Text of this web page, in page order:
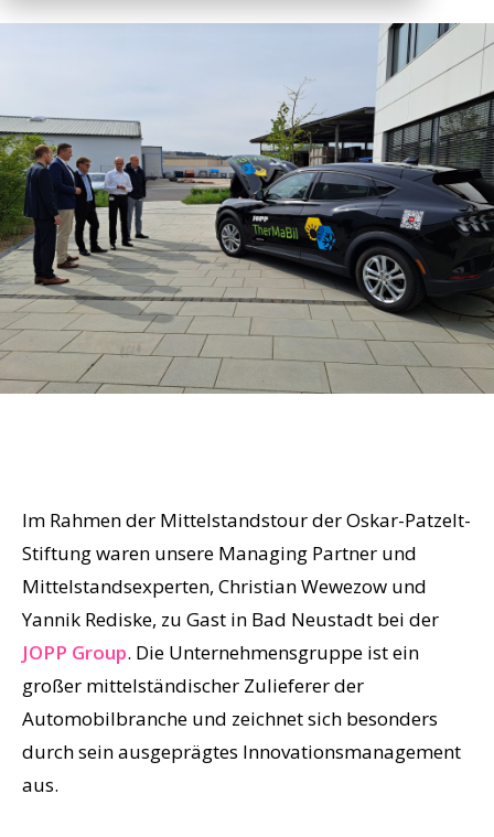
Im Rahmen der Mittelstandstour der Oskar-Patzelt-
Stiftung waren unsere Managing Partner und
Mittelstandsexperten, Christian Wewezow und
Yannik Rediske, zu Gast in Bad Neustadt bei der
JOPP Group. Die Unternehmensgruppe ist ein
großer mittelständischer Zulieferer der
Automobilbranche und zeichnet sich besonders
durch sein ausgeprägtes Innovationsmanagement
aus.